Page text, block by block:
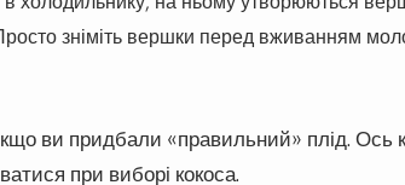
зніміть вершки перед вживанням
ви придбали «правильний» плід. Ось
при виборі кокоса.